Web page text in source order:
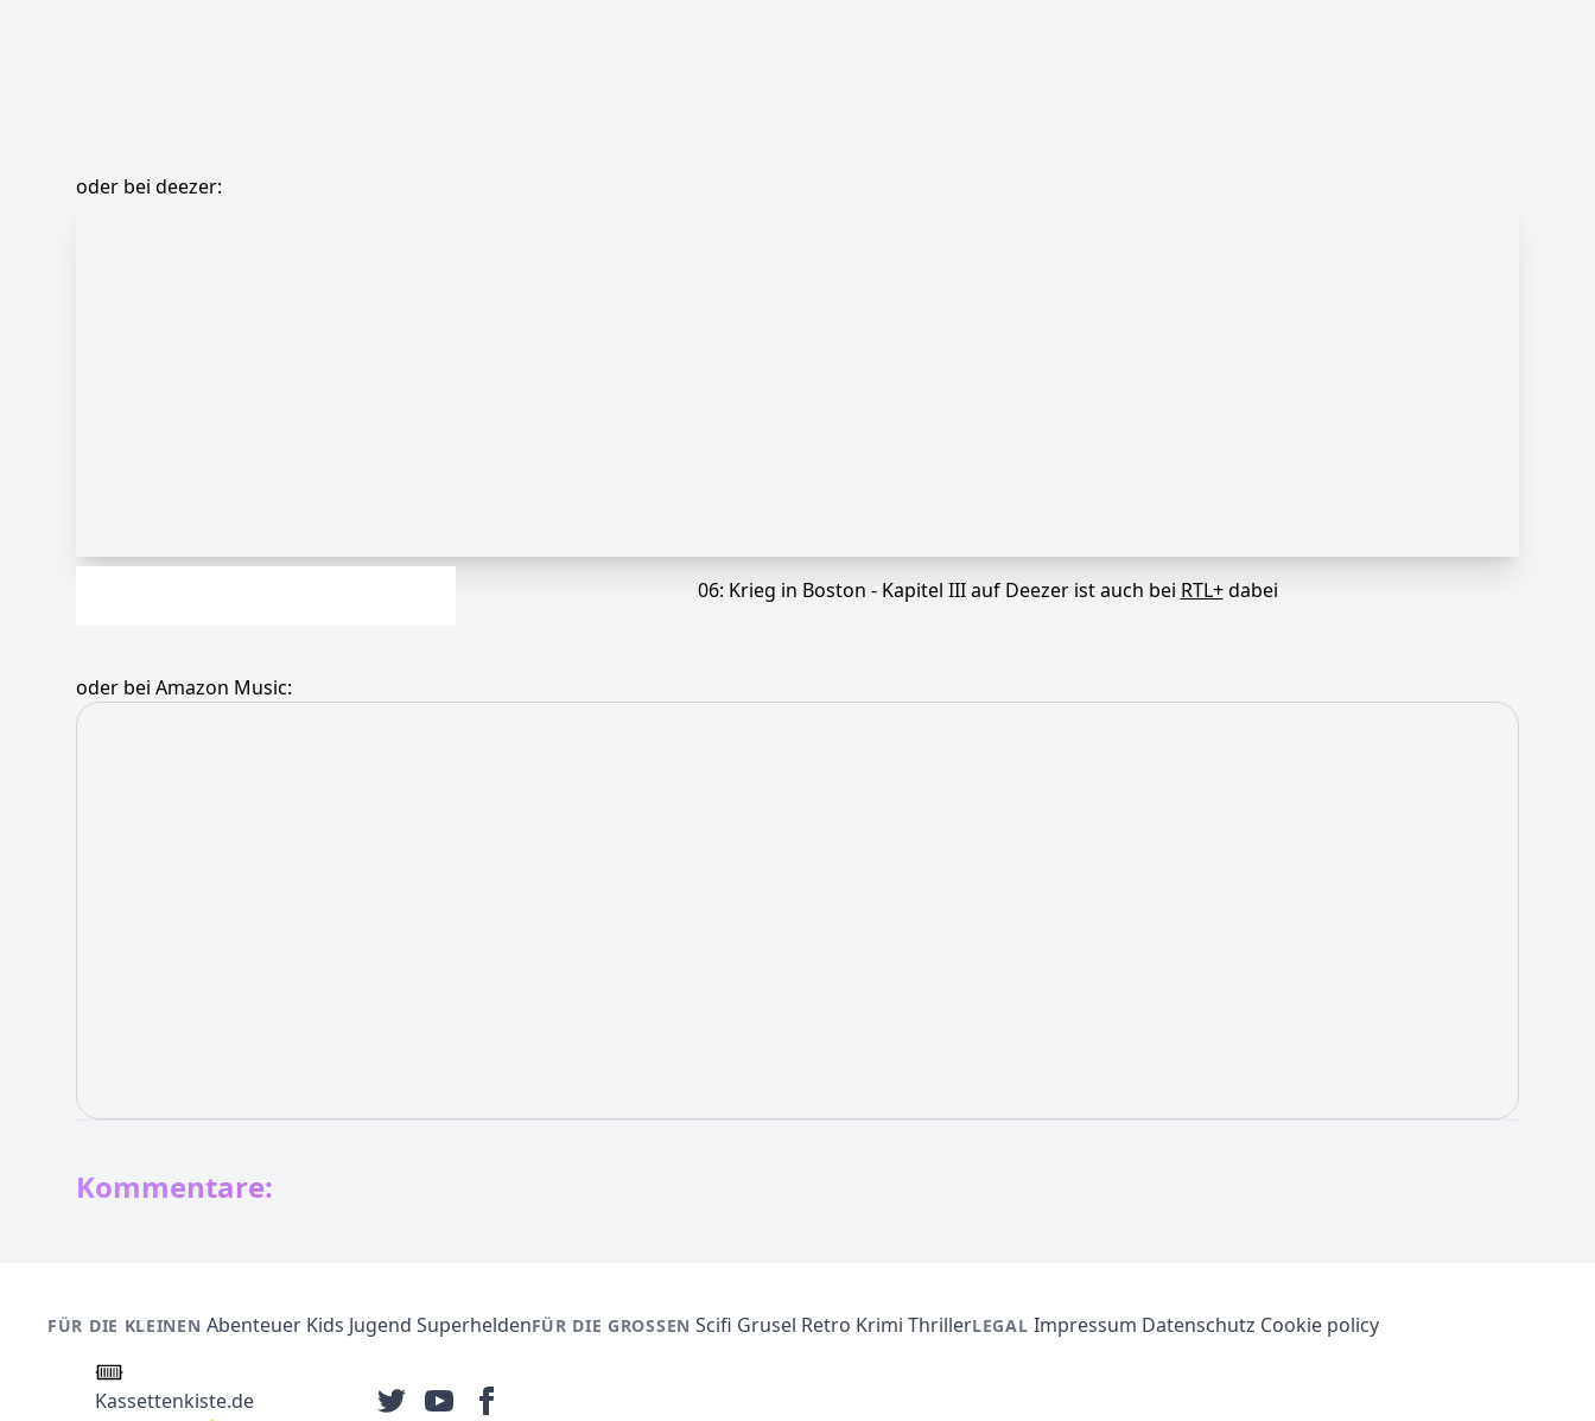
oder bei deezer:
06: Krieg in Boston - Kapitel III auf Deezer ist auch bei RTL+dabei
oder bei Amazon Music:
Kommentare:
FÜR DIE KLEINEN Abenteuer Kids Jugend SuperheldenFÜR DIE GROSSEN Scifi Grusel Retro Krimi ThrillerLEGAL Impressum Datenschutz Cookie policy
Kassettenkiste.de